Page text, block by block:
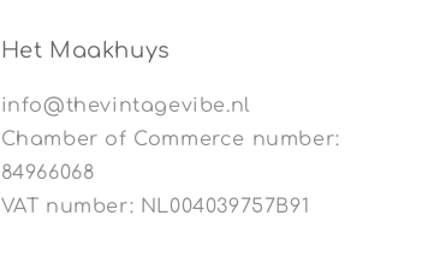
Het Maakhuys
info@thevintagevibe.nl
Chamber of Commerce number:
84966068
VAT number: NL004039757B91